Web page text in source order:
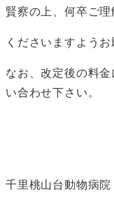
賢察の上、何卒ご理
くださいますようお
なお、改定後の料
い合わせ下さい。
千里桃山台動物病院